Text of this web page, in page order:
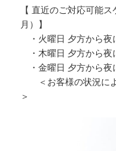
【 直近のご対応可能
月）】
・火曜日 夕方から夜
・木曜日 夕方から夜
・金曜日 夕方から夜
＜お客様の状況によ
＞